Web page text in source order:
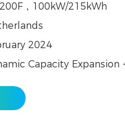
，100kW/215kWh
Capacity Expansion